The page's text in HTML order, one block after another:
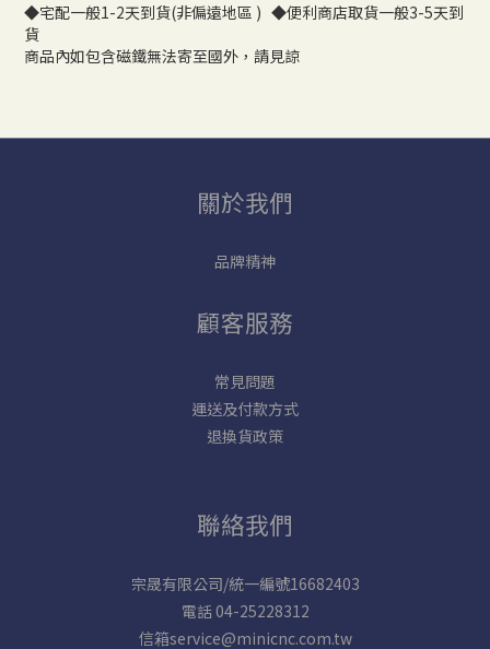
◆宅配一般1-2天到貨(非偏遠地區 ) ◆便利商店取貨一般3-5天到
貨
商品內如包含磁鐵無法寄至國外，請見諒
關於我們
品牌精神
顧客服務
常見問題
運送及付款方式
退換貨政策
聯絡我們
宗晟有限公司/統一編號16682403
電話 04-25228312
信箱service@minicnc.com.tw